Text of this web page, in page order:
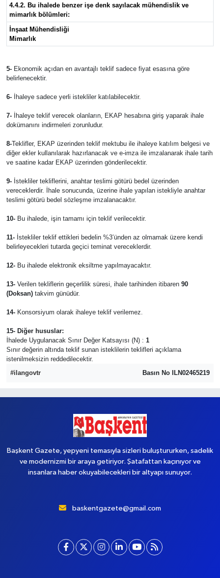
4.4.2. Bu ihalede benzer işe denk sayılacak mühendislik ve
mimarlık bölümleri:
İnşaat Mühendisliği
Mimarlık
5-Ekonomik açıdan en avantajlı teklif sadece fiyat esasına göre
belirlenecektir.
6-İhaleye sadece yerli istekliler katılabilecektir.
7-İhaleye teklif verecek olanların, EKAP hesabına giriş yaparak ihale
dokümanını indirmeleri zorunludur.
8-Teklifler, EKAP üzerinden teklif mektubu ile ihaleye katılım belgesi ve
diğer ekler kullanılarak hazırlanacak ve e-imza ile imzalanarak ihale tarih
ve saatine kadar EKAP üzerinden gönderilecektir.
9-İstekliler tekliflerini, anahtar teslimi götürü bedel üzerinden
vereceklerdir. İhale sonucunda, üzerine ihale yapılan istekliyle anahtar
teslimi götürü bedel sözleşme imzalanacaktır.
10-Bu ihalede, işin tamamı için teklif verilecektir.
11-İstekliler teklif ettikleri bedelin %3’ünden az olmamak üzere kendi
belirleyecekleri tutarda geçici teminat vereceklerdir.
12-Bu ihalede elektronik eksiltme yapılmayacaktır.
13-Verilen tekliflerin geçerlilik süresi, ihale tarihinden itibaren 90
(Doksan)takvim günüdür.
14-Konsorsiyum olarak ihaleye teklif verilemez.
15- Diğer hususlar:
İhalede Uygulanacak Sınır Değer Katsayısı (N) : 1
Sınır değerin altında teklif sunan isteklilerin teklifleri açıklama
istenilmeksizin reddedilecektir.
#ilangovtr
Basın No ILN02465219
Başkent Gazete, yepyeni temasıyla sizleri buluştururken, sadelik
ve modernizmi bir araya getiriyor. Şatafattan kaçınıyor ve
insanlara haber okuyabilecekleri bir altyapı sunuyor.
baskentgazete@gmail.com